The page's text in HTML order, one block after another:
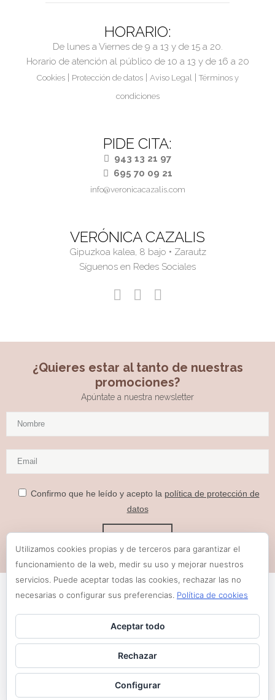
HORARIO:
De lunes a Viernes de 9 a 13 y de 15 a 20.
Horario de atención al público de 10 a 13 y de 16 a 20
Cookies| Protección de datos| Aviso Legal|
Términos y
condiciones
PIDE CITA:
943 13 21 97
695 70 09 21
info@veronicacazalis.com
VERÓNICA CAZALIS
Gipuzkoa kalea, 8 bajo • Zarautz
Síguenos en Redes Sociales
¿Quieres estar al tanto de nuestras
promociones?
Apúntate a nuestra newsletter
Confirmo que he leído y acepto la política de protección de
datos
Utilizamos cookies propias y de terceros para garantizar el
funcionamiento de la web, medir su uso y mejorar nuestros
servicios. Puede aceptar todas las cookies, rechazar las no
necesarias o configurar sus preferencias. Política de cookies
Aceptar todo
Rechazar
Configurar